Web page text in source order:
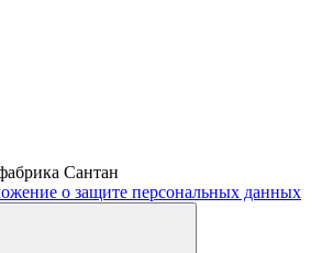
Сантан
о защите персональных данных